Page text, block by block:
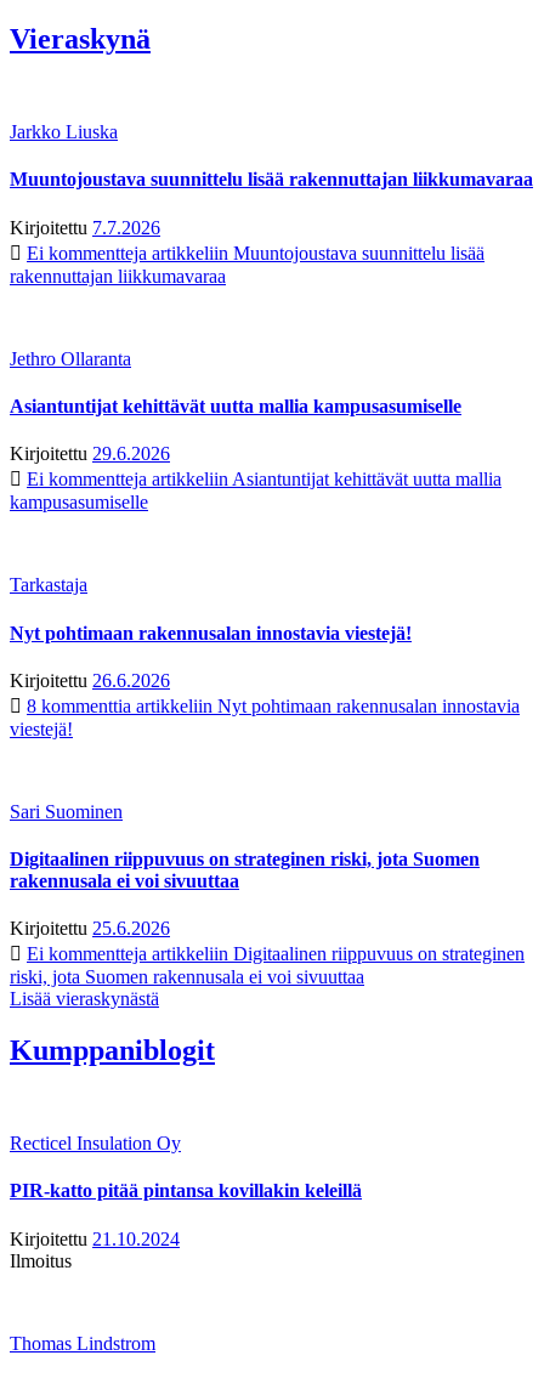
Vieraskynä
Jarkko Liuska
Muuntojoustava suunnittelu lisää rakennuttajan liikkumavaraa
Kirjoitettu 7.7.2026
Ei kommentteja artikkeliin Muuntojoustava suunnittelu lisää
rakennuttajan liikkumavaraa
Jethro Ollaranta
Asiantuntijat kehittävät uutta mallia kampusasumiselle
Kirjoitettu 29.6.2026
Ei kommentteja artikkeliin Asiantuntijat kehittävät uutta mallia
kampusasumiselle
Tarkastaja
Nyt pohtimaan rakennusalan innostavia viestejä!
Kirjoitettu 26.6.2026
8 kommenttia artikkeliin Nyt pohtimaan rakennusalan innostavia
viestejä!
Sari Suominen
Digitaalinen riippuvuus on strateginen riski, jota Suomen
rakennusala ei voi sivuuttaa
Kirjoitettu 25.6.2026
Ei kommentteja artikkeliin Digitaalinen riippuvuus on strateginen
riski, jota Suomen rakennusala ei voi sivuuttaa
Lisää vieraskynästä
Kumppaniblogit
Recticel Insulation Oy
PIR-katto pitää pintansa kovillakin keleillä
Kirjoitettu 21.10.2024
Ilmoitus
Thomas Lindstrom